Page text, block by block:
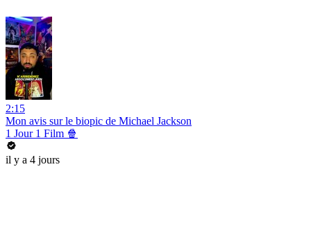
2:15
Mon avis sur le biopic de Michael Jackson
1 Jour 1 Film 🍿
il y a 4 jours